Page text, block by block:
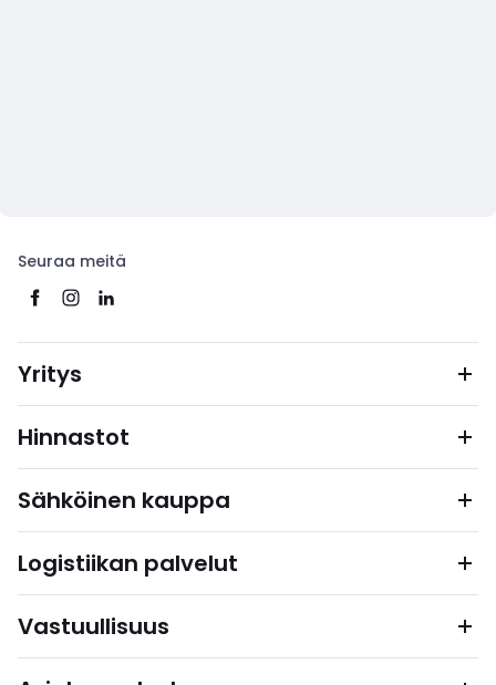
Seuraa meitä
Yritys
Hinnastot
Sähköinen kauppa
Logistiikan palvelut
Vastuullisuus